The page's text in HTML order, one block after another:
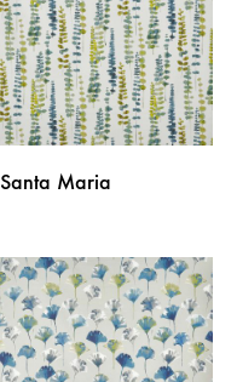
ŽELJA
Santa Maria
NA
LISTU
ŽELJA